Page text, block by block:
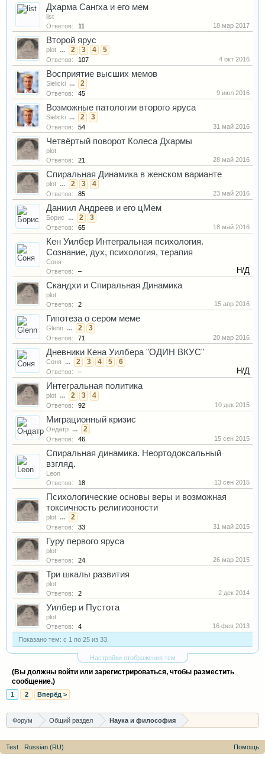
Дхарма Сангха и его мем
list
Ответов:
11 18 мар 2017
Второй ярус
plot ... 2 3 4 5
Ответов: 107 4 окт 2016
Восприятие высших мемов
Sielicki ... 2
Ответов: 45 9 июл 2016
Возможные патологии второго яруса
Sielicki ... 2 3
Ответов: 54 31 май 2016
Четвёртый поворот Колеса Дхармы
plot
Ответов:
21 28 май 2016
Спиральная Динамика в женском варианте
plot ... 2 3 4
Ответов: 85 23 май 2016
Даниил Андреев и его цМем
Борис ... 2 3
Ответов: 65 18 май 2016
Кен Уилбер Интегральная психология.
Сознание, дух, психология, терапия
Соня
Ответов:
– Н/Д
Скандхи и Спиральная Динамика
plot
Ответов:
2 15 апр 2016
Гипотеза о сером меме
Glenn ... 2 3
Ответов: 71 20 мар 2016
Дневники Кена Уилбера "ОДИН ВКУС"
Соня ... 2 3 4 5 6
Ответов: – Н/Д
Интегральная политика
plot ... 2 3 4
Ответов: 92 10 дек 2015
Миграционный кризис
Ондатр ... 2
Ответов: 46 15 сен 2015
Спиральная динамика. Неортодоксальный
взгляд.
Leon
Ответов:
18 13 сен 2015
Психологические основы веры и возможная
токсичность религиозности
plot ... 2
Ответов: 33 31 май 2015
Гуру первого яруса
plot
Ответов:
24 26 мар 2015
Три шкалы развития
plot
Ответов:
2 2 дек 2014
Уилбер и Пустота
plot
Ответов:
4
16 фев 2013
Показано тем: с 1 по 25 из 33.
Настройки отображения тем
(Вы должны войти или зарегистрироваться, чтобы разместить
сообщение.)
1 2 Вперёд >
Форум Общий раздел Наука и философия
Test Russian (RU) Помощь